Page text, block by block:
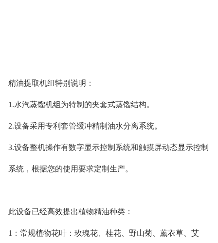
精油提取机组特别说明：
1.水汽蒸馏机组为特制的夹套式蒸馏结构。
2.设备采用专利套管缓冲精制油水分离系统。
3.设备整机操作有数字显示控制系统和触摸屏动态显示控制
系统，根据您的使用要求定制生产。
此设备已经高效提出植物精油种类：
1：常规植物花叶：玫瑰花、桂花、野山菊、薰衣草、艾